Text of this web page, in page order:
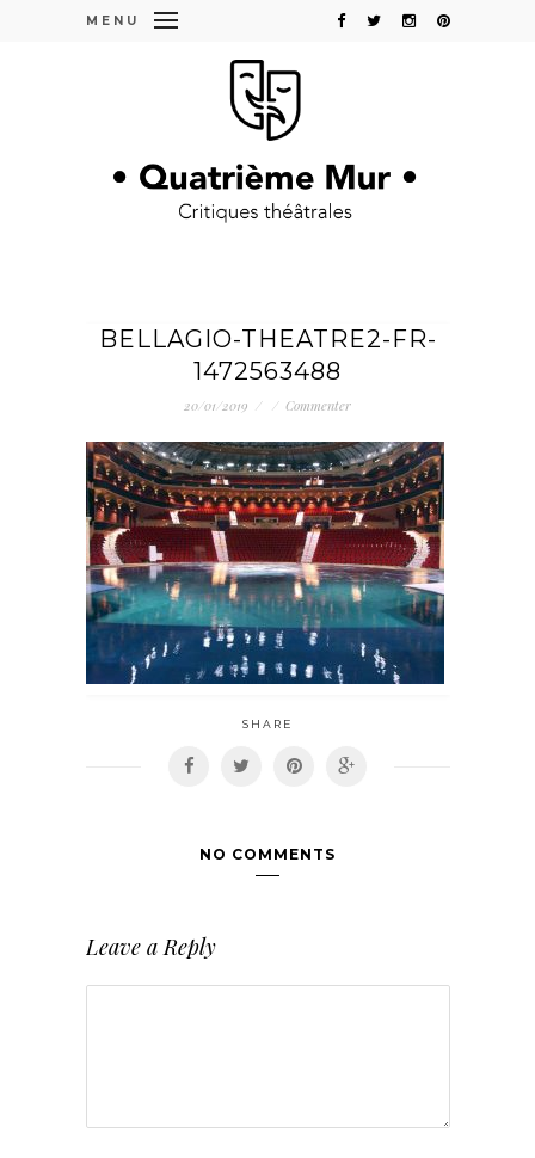
MENU
BELLAGIO-THEATRE2-FR-
1472563488
20/01/2019 / / Commenter
SHARE
NO COMMENTS
Leave a Reply